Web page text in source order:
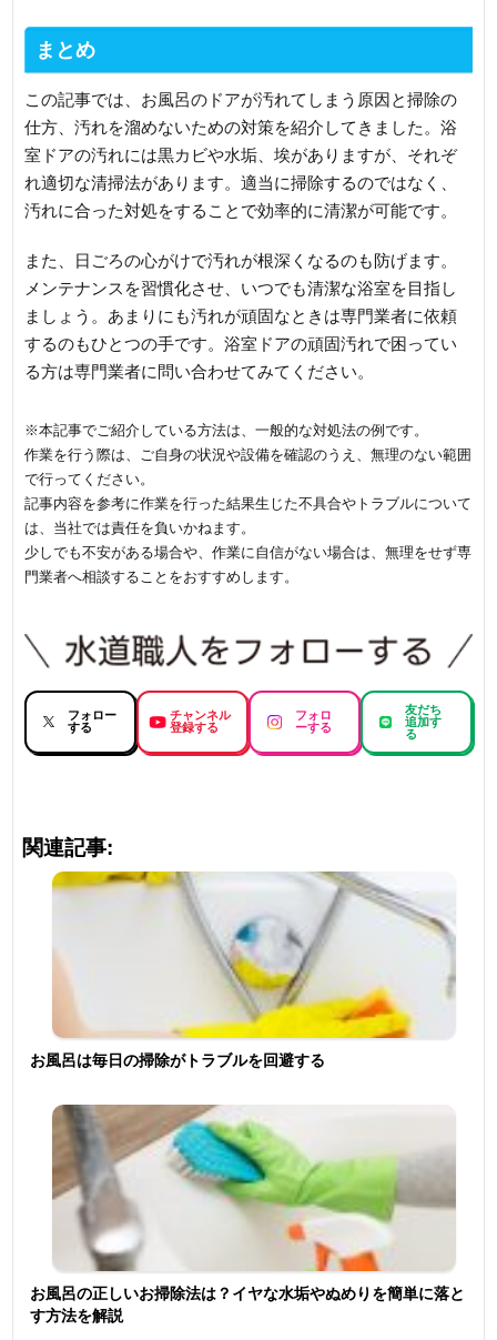
まとめ
この記事では、お風呂のドアが汚れてしまう原因と掃除の
仕方、汚れを溜めないための対策を紹介してきました。浴
室ドアの汚れには黒カビや水垢、埃がありますが、それぞ
れ適切な清掃法があります。適当に掃除するのではなく、
汚れに合った対処をすることで効率的に清潔が可能です。
また、日ごろの心がけで汚れが根深くなるのも防げます。
メンテナンスを習慣化させ、いつでも清潔な浴室を目指し
ましょう。あまりにも汚れが頑固なときは専門業者に依頼
するのもひとつの手です。浴室ドアの頑固汚れで困ってい
る方は専門業者に問い合わせてみてください。
※本記事でご紹介している方法は、一般的な対処法の例です。
作業を行う際は、ご自身の状況や設備を確認のうえ、無理のない範囲
で行ってください。
記事内容を参考に作業を行った結果生じた不具合やトラブルについて
は、当社では責任を負いかねます。
少しでも不安がある場合や、作業に自信がない場合は、無理をせず専
門業者へ相談することをおすすめします。
フォロー
する
チャンネル
登録する
フォロ
ーする
友だち
追加す
る
関連記事:
お風呂は毎日の掃除がトラブルを回避する
お風呂の正しいお掃除法は？イヤな水垢やぬめりを簡単に落と
す方法を解説